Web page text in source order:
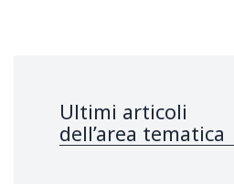
Ultimi articoli
dell’area tematica